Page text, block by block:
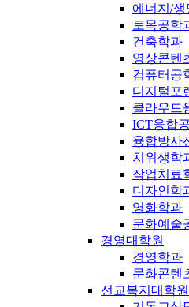
에너지/
토목공학
건축학과
영상콘텐
컴퓨터공
디지털포
클라우드
ICT융합
융합방사
치위생학
작업치료
디자인학
영화학과
문화예술
경영대학원
경영학과
문화콘텐
선교복지대학원